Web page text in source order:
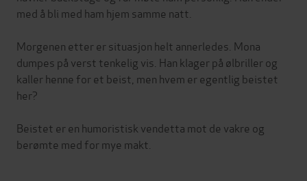
med å bli med ham hjem samme natt.
Morgenen etter er situasjon helt annerledes. Mona
dumpes på verst tenkelig vis. Han klager på ølbriller og
kaller henne for et beist, men hvem er egentlig beistet
her?
Beistet er en humoristisk vendetta mot de vakre og
berømte med for mye makt.